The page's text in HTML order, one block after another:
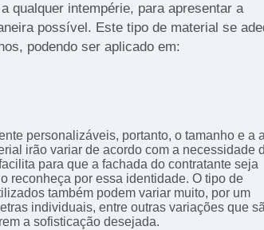
qualquer intempérie, para apresentar a
possível. Este tipo de material se
podendo ser aplicado em:
personalizáveis, portanto, o tamanho e a
irão variar de acordo com a necessidade
para que a fachada do contratante seja
reconheça por essa identidade. O tipo de
também podem variar muito, por um
individuais, entre outras variações que
a sofisticação desejada.